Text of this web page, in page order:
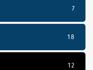
7
18
12